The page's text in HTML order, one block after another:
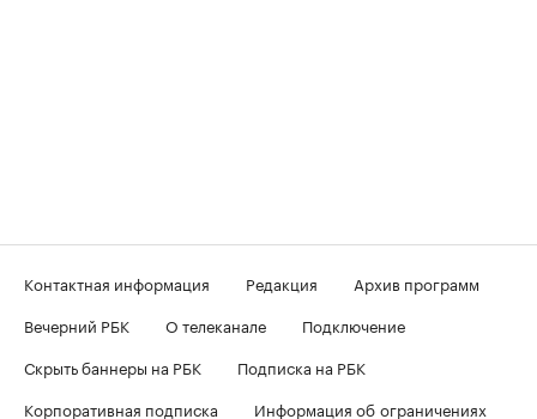
Контактная информация Редакция
Архив программ
Вечерний РБК
О телеканале
Подключение
Скрыть баннеры на РБК
Подписка на РБК
Корпоративная подписка
Информация об ограничениях